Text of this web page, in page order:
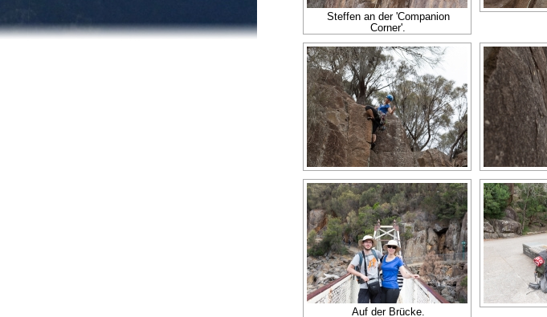
Steffen an der 'Companion
Corner'.
Auf der Brücke.